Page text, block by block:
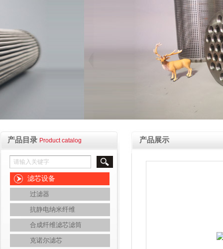
产品目录 Product catalog
滤芯设备
过滤器
抗静电纳米纤维
合成纤维滤芯滤筒
克诺尔滤芯
产品展示